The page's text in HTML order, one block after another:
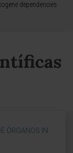
dependencies
ÓRGANOS IN